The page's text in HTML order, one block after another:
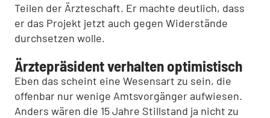
Teilen der Ärzteschaft. Er machte deutlich, dass
er das Projekt jetzt auch gegen Widerstände
durchsetzen wolle.
Ärztepräsident verhalten optimistisch
Eben das scheint eine Wesensart zu sein, die
offenbar nur wenige Amtsvorgänger aufwiesen.
Anders wären die 15 Jahre Stillstand ja nicht zu